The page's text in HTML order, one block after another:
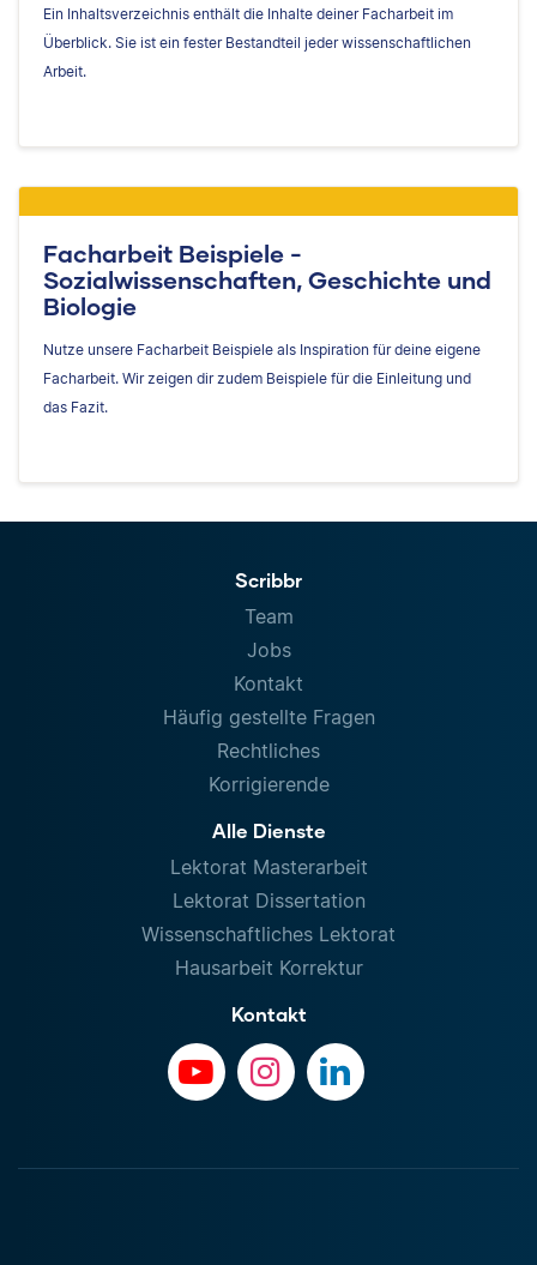
Ein Inhaltsverzeichnis enthält die Inhalte deiner Facharbeit im
Überblick. Sie ist ein fester Bestandteil jeder wissenschaftlichen
Arbeit.
Facharbeit Beispiele -
Sozialwissenschaften, Geschichte und
Biologie
Nutze unsere Facharbeit Beispiele als Inspiration für deine eigene
Facharbeit. Wir zeigen dir zudem Beispiele für die Einleitung und
das Fazit.
Scribbr
Team
Jobs
Kontakt
Häufig gestellte Fragen
Rechtliches
Korrigierende
Alle Dienste
Lektorat Masterarbeit
Lektorat Dissertation
Wissenschaftliches Lektorat
Hausarbeit Korrektur
Kontakt